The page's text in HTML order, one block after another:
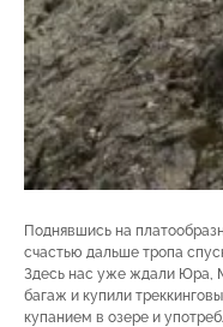
Поднявшись на
счастью дальше тропа
Здесь нас уже ждали Юра,
багаж и купили
купанием в озере и